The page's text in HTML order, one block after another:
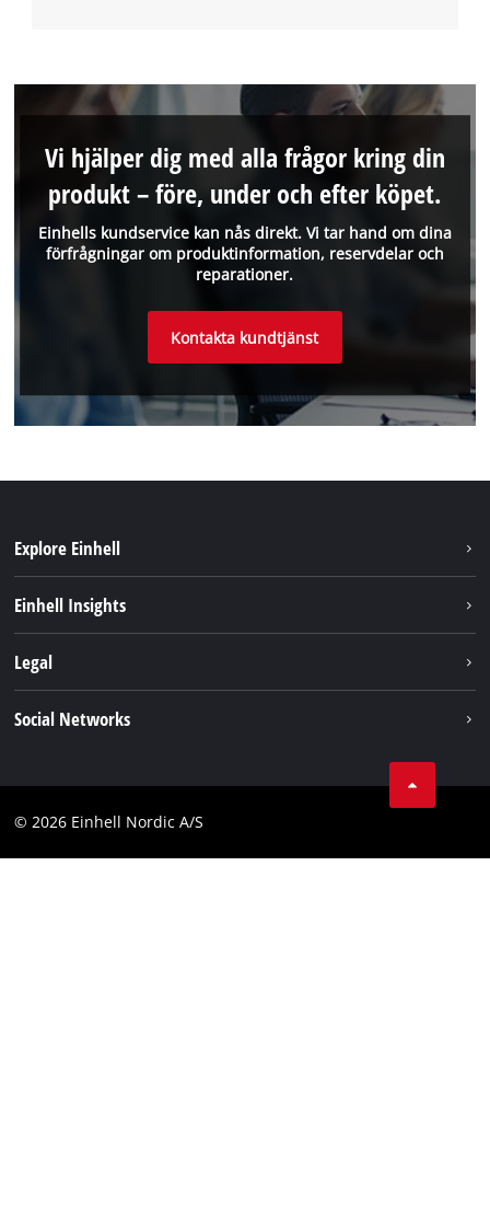
Einhells kundservice kan nås direkt. Vi tar hand om dina
förfrågningar om produktinformation, reservdelar och
reparationer.
Vi hjälper dig med alla frågor kring din
produkt – före, under och efter köpet.
Kontakta kundtjänst
Explore Einhell
Einhell globalt
Einhell Insights
Legal
Compliance
Social Networks
Linkedin
© 2026 Einhell Nordic A/S